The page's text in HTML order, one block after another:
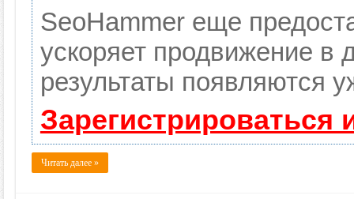
SeoHammer еще
ускоряет продвижение в
результаты появляются
Читать далее »